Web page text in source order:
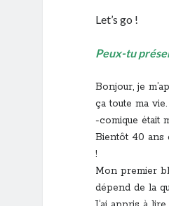
Let’s go !
Peux-tu
Bonjour, je
ça toute ma vie.
-comique était
Bientôt 40 ans
!
Mon premier
dépend de la